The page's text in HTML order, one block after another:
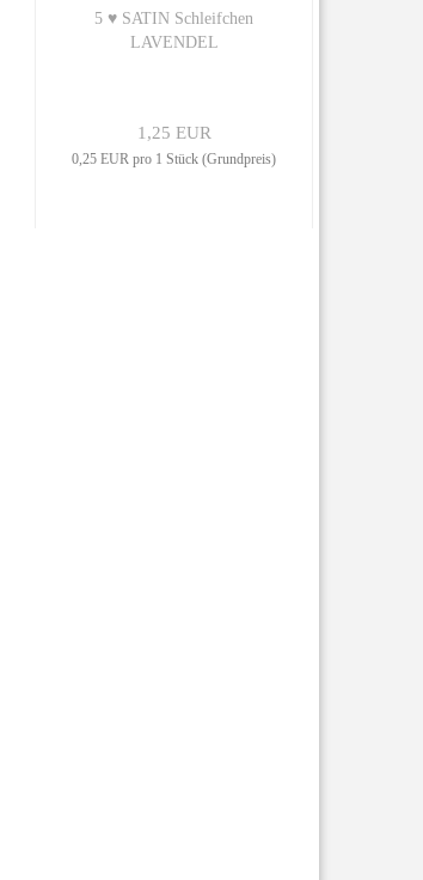
5 ♥ SATIN Schleifchen
LAVENDEL
1,25 EUR
0,25 EUR pro 1 Stück (Grundpreis)